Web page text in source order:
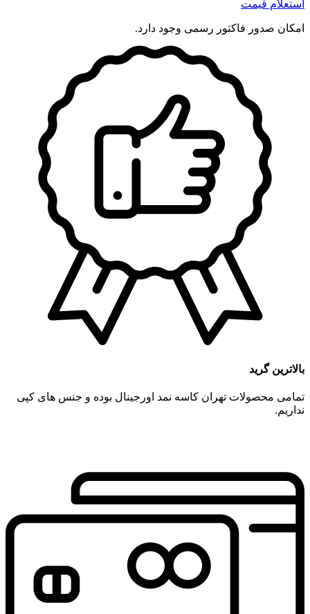
280X320X20
Type
B
استعلام قیمت
امکان صدور فاکتور رسمی وجود دارد.
بالاترین گرید
تمامی محصولات تهران کاسه نمد اورجینال بوده و جنس های کپی
نداریم.